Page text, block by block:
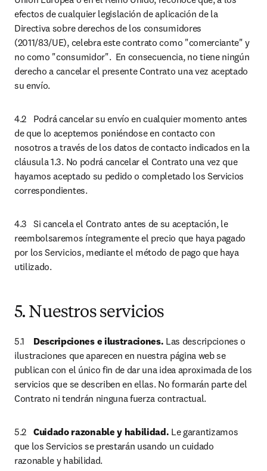
efectos de cualquier legislación de aplicación de la
Directiva sobre derechos de los consumidores
(2011/83/UE), celebra este contrato como "comerciante" y
no como "consumidor".  En consecuencia, no tiene ningún
derecho a cancelar el presente Contrato una vez aceptado
su envío.
4.2	Podrá cancelar su envío en cualquier momento antes
de que lo aceptemos poniéndose en contacto con
nosotros a través de los datos de contacto indicados en la
cláusula 1.3. No podrá cancelar el Contrato una vez que
hayamos aceptado su pedido o completado los Servicios
correspondientes.
4.3	Si cancela el Contrato antes de su aceptación, le
reembolsaremos íntegramente el precio que haya pagado
por los Servicios, mediante el método de pago que haya
utilizado.
5. Nuestros servicios
Descripciones e ilustraciones. Las descripciones o
ilustraciones que aparecen en nuestra página web se
publican con el único fin de dar una idea aproximada de los
servicios que se describen en ellas. No formarán parte del
Contrato ni tendrán ninguna fuerza contractual.
Cuidado razonable y habilidad. Le garantizamos
que los Servicios se prestarán usando un cuidado
razonable y habilidad.